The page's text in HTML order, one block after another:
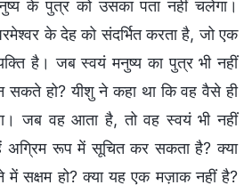
के पुत्र को उसका पता नहीं चलेगा।
के देह को संदर्भित करता है, जो एक
है। जब स्वयं मनुष्य का पुत्र भी नहीं
सकते हो? यीशु ने कहा था कि वह वैसे ही
जब वह आता है, तो वह स्वयं भी नहीं
अग्रिम रूप में सूचित कर सकता है? क्या
सक्षम हो? क्या यह एक मज़ाक नहीं है?